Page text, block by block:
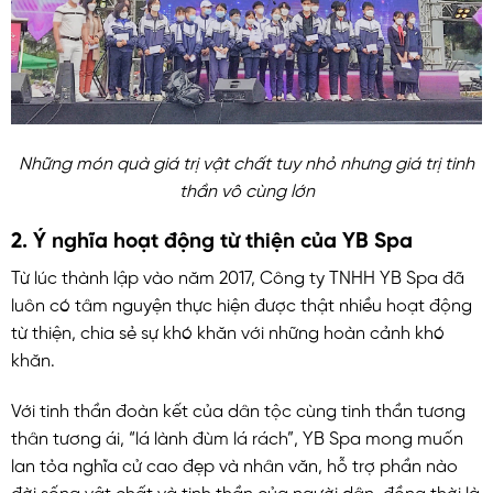
Những món quà giá trị vật chất tuy nhỏ nhưng giá trị tinh
thần vô cùng lớn
2. Ý nghĩa hoạt động từ thiện của YB Spa
Từ lúc thành lập vào năm 2017, Công ty TNHH YB Spa đã
luôn có tâm nguyện thực hiện được thật nhiều hoạt động
từ thiện, chia sẻ sự khó khăn với những hoàn cảnh khó
khăn.
Với tinh thần đoàn kết của dân tộc cùng tinh thần tương
thân tương ái, “lá lành đùm lá rách”, YB Spa mong muốn
lan tỏa nghĩa cử cao đẹp và nhân văn, hỗ trợ phần nào